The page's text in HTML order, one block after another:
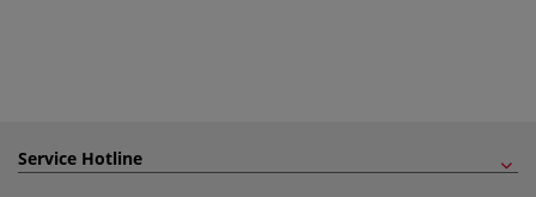
Service Hotline